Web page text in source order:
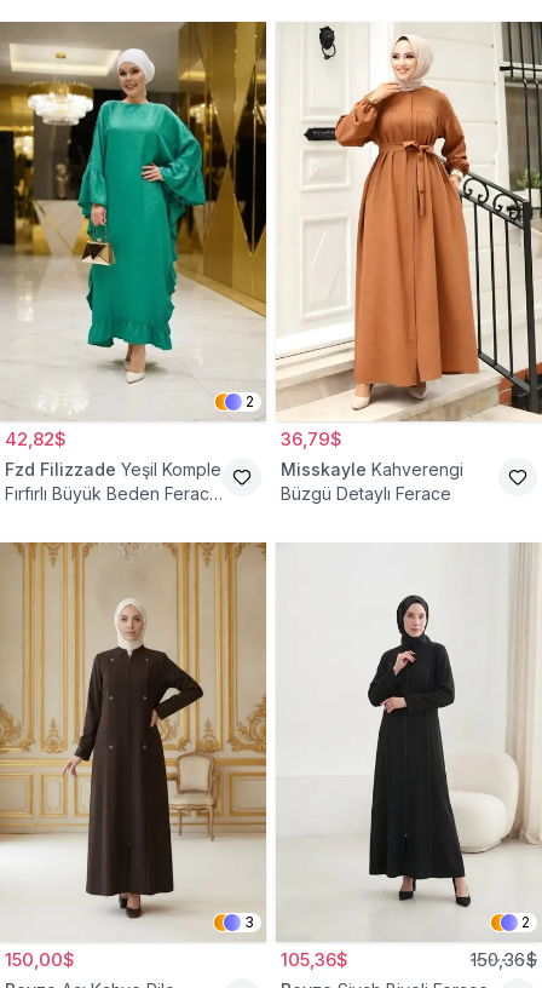
2
42,82$
Fzd Filizzade Yeşil Komple
Fırfırlı Büyük Beden Ferace
36,79$
Misskayle Kahverengi
Büzgü Detaylı Ferace
3
150,00$
2
105,36$ 150,36$